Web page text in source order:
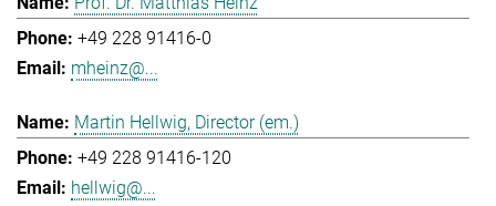
+49 228 91416-0
mheinz@...
Martin Hellwig, Director (em.)
+49 228 91416-120
hellwig@...